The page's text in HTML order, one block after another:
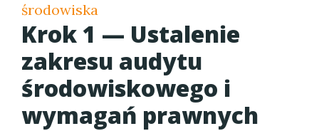
środowiska
Krok 1 — Ustalenie
zakresu audytu
środowiskowego i
wymagań prawnych